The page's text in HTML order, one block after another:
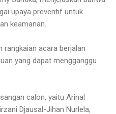
upaya preventif untuk
keamanan.
rangkaian acara berjalan
yang dapat mengganggu
calon, yaitu Arinal
Djausal-Jihan Nurlela,